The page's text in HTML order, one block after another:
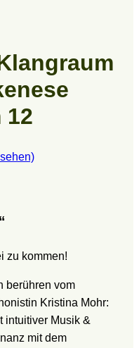
12
zu kommen!
berühren vom
Kristina Mohr:
intuitiver Musik &
mit dem